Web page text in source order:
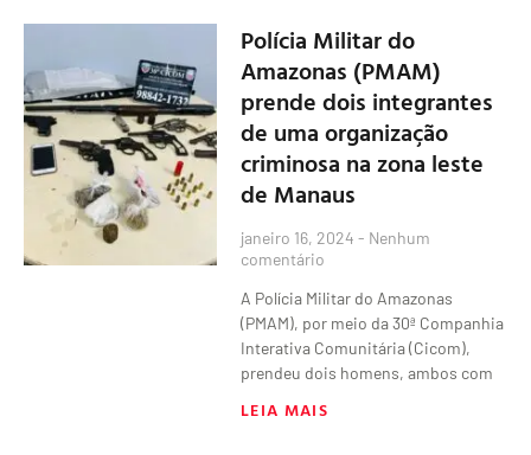
Polícia Militar do
Amazonas (PMAM)
prende dois integrantes
de uma organização
criminosa na zona leste
de Manaus
janeiro 16, 2024 Nenhum
comentário
A Polícia Militar do Amazonas
(PMAM), por meio da 30ª Companhia
Interativa Comunitária (Cicom),
prendeu dois homens, ambos com
LEIA MAIS